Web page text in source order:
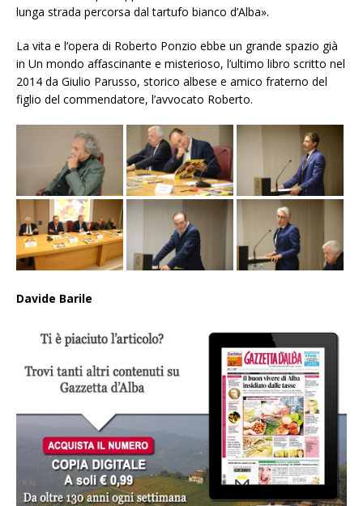
lunga strada percorsa dal tartufo bianco d’Alba».
La vita e l’opera di Roberto Ponzio ebbe un grande spazio già
in Un mondo affascinante e misterioso, l’ultimo libro scritto nel
2014 da Giulio Parusso, storico albese e amico fraterno del
figlio del commendatore, l’avvocato Roberto.
Davide Barile